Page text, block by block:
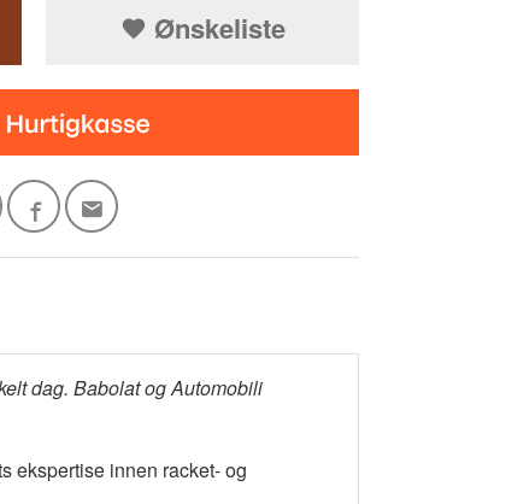
Ønskeliste
dag. Babolat og Automobili
ekspertise innen racket- og